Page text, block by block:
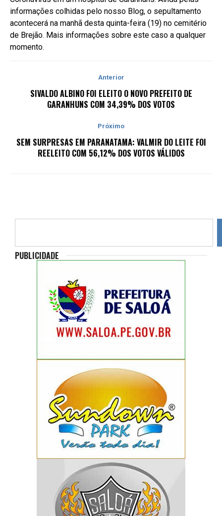
informações colhidas pelo nosso Blog, o sepultamento
acontecerá na manhã desta quinta-feira (19) no cemitério
de Brejão. Mais informações sobre este caso a qualquer
momento.
Anterior
SIVALDO ALBINO FOI ELEITO O NOVO PREFEITO DE
GARANHUNS COM 34,39% DOS VOTOS
Próximo
SEM SURPRESAS EM PARANATAMA: VALMIR DO LEITE FOI
REELEITO COM 56,12% DOS VOTOS VÁLIDOS
PUBLICIDADE